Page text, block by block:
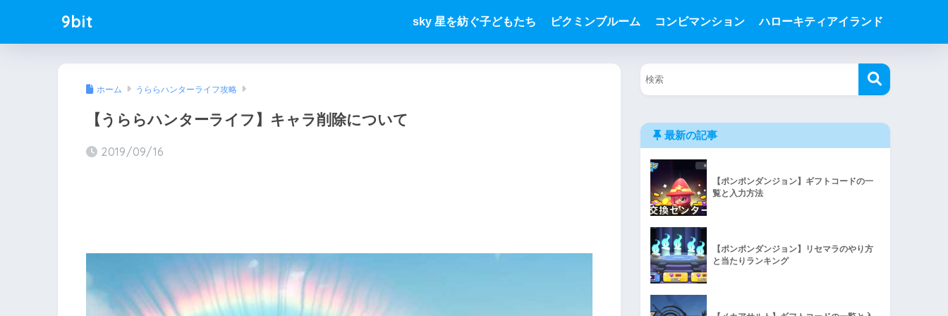
9bit sky 星を紡ぐ子どもたち ピクミンブルーム コンビマンション ハローキティアイランド
ホーム うららハンターライフ攻略
【うららハンターライフ】キャラ削除について
2019/09/16
最新の記事
【ポンポンダンジョン】ギフトコードの一
覧と入力方法
【ポンポンダンジョン】リセマラのやり方
と当たりランキング